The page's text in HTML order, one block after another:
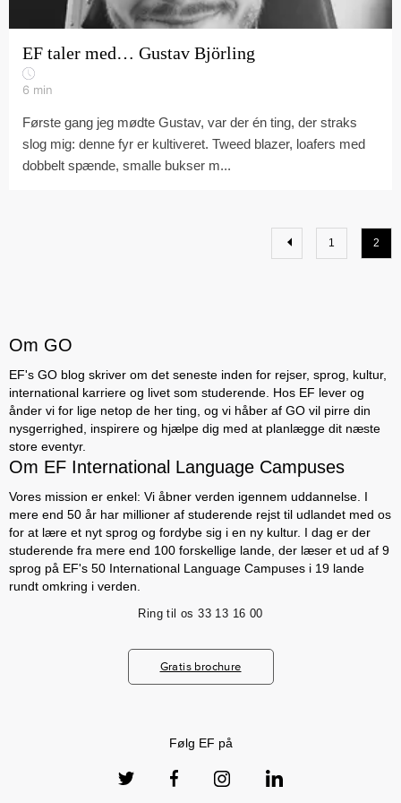
EF taler med… Gustav Björling
6 min
Første gang jeg mødte Gustav, var der én ting, der straks
slog mig: denne fyr er kultiveret. Tweed blazer, loafers med
dobbelt spænde, smalle bukser m...
1 2
Om GO
EF's GO blog skriver om det seneste inden for rejser, sprog, kultur,
international karriere og livet som studerende. Hos EF lever og
ånder vi for lige netop de her ting, og vi håber af GO vil pirre din
nysgerrighed, inspirere og hjælpe dig med at planlægge dit næste
store eventyr.
Om EF International Language Campuses
Vores mission er enkel: Vi åbner verden igennem uddannelse. I
mere end 50 år har millioner af studerende rejst til udlandet med os
for at lære et nyt sprog og fordybe sig i en ny kultur. I dag er der
studerende fra mere end 100 forskellige lande, der læser et ud af 9
sprog på EF's 50 International Language Campuses i 19 lande
rundt omkring i verden.
Ring til os 33 13 16 00
Gratis brochure
Følg EF på